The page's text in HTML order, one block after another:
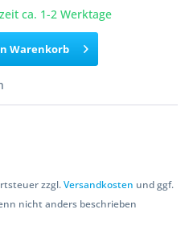
ca. 1-2 Werktage
Warenkorb
zzgl.Versandkosten und ggf.
nicht anders beschrieben